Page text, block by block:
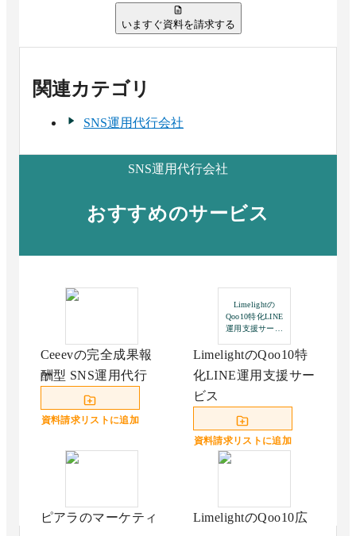
いますぐ資料を請求する
関連カテゴリ
SNS運用代行会社
SNS運用代行会社
おすすめのサービス
Ceeevの完全成果報
酬型 SNS運用代行
資料請求リストに追加
Limelightの
Qoo10特化LINE
運用支援サービ
LimelightのQoo10特
化LINE運用支援サー
ビス
資料請求リストに追加
ピアラのマーケティ
LimelightのQoo10広